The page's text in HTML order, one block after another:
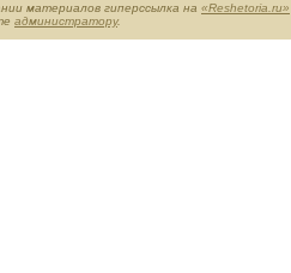
материалов гиперссылка на «Reshetoria.ru»
администратору.